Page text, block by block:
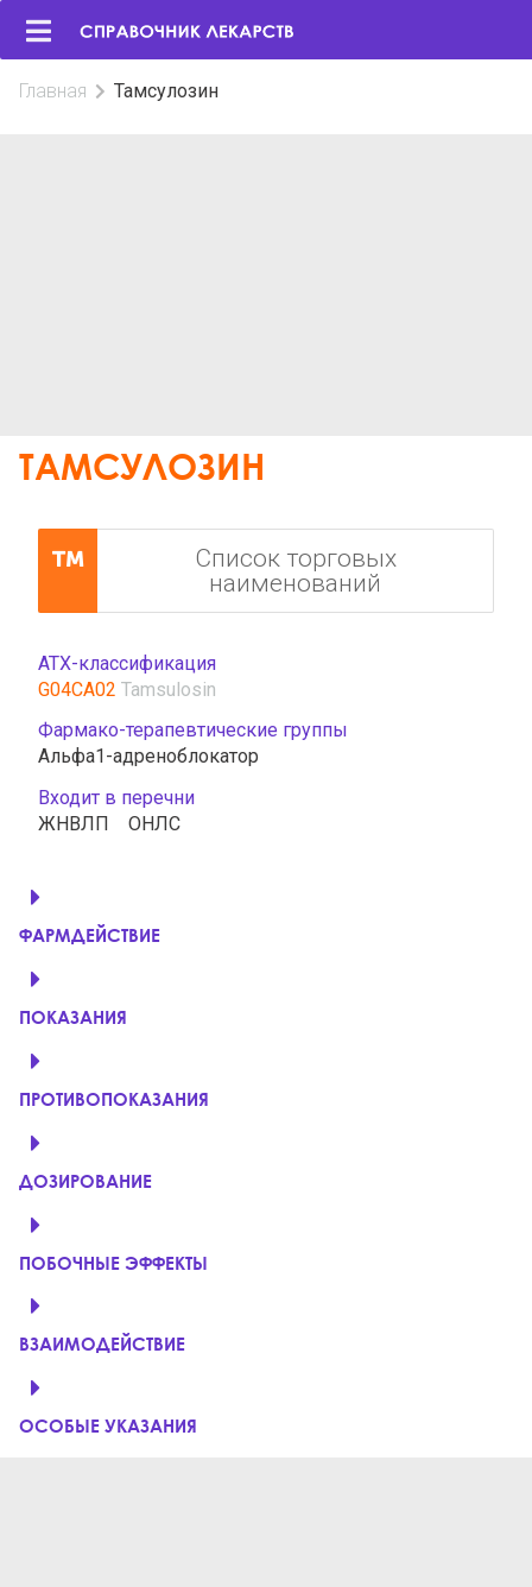
Главная Тамсулозин
ТАМСУЛОЗИН
Список торговых
наименований
АТХ-классификация
G04CA02 Tamsulosin
Фармако-терапевтические группы
Альфа1-адреноблокатор
Входит в перечни
ЖНВЛП
ОНЛС
ФАРМДЕЙСТВИЕ
ПОКАЗАНИЯ
ПРОТИВОПОКАЗАНИЯ
ДОЗИРОВАНИЕ
ПОБОЧНЫЕ ЭФФЕКТЫ
ВЗАИМОДЕЙСТВИЕ
ОСОБЫЕ УКАЗАНИЯ